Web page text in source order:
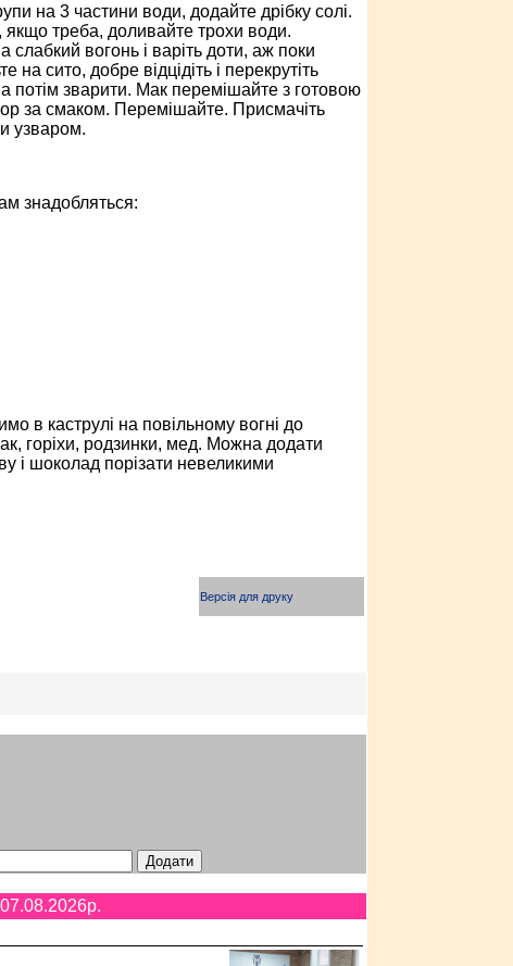
на 3 частини води, додайте дрібку солі.
якщо треба, доливайте трохи води.
слабкий вогонь і варіть доти, аж поки
сито, добре відцідіть і перекрутіть
потім зварити. Мак перемішайте з готовою
за смаком. Перемішайте. Присмачіть
узваром.
знадобляться:
в каструлі на повільному вогні до
горіхи, родзинки, мед. Можна додати
і шоколад порізати невеликими
Версія для друку